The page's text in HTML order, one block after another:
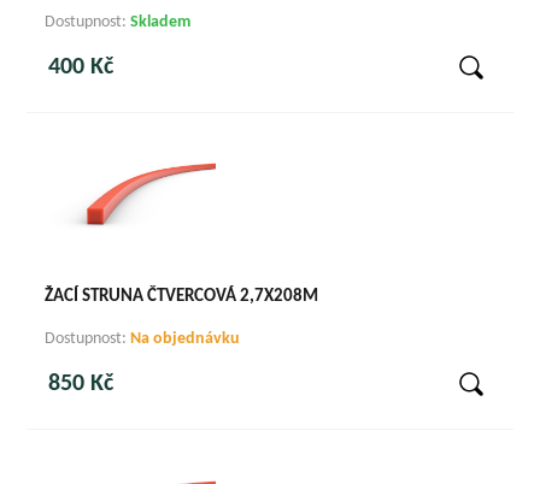
Dostupnost:Skladem
400 Kč
ŽACÍ STRUNA ČTVERCOVÁ 2,7X208M
Dostupnost:Na objednávku
850 Kč